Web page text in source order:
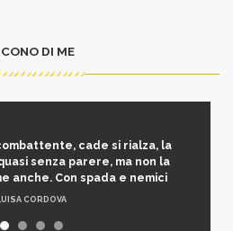
DI ME
cade si rialza, la
senza parere, ma non la
anche. Con spada e nemici
CORDOVA